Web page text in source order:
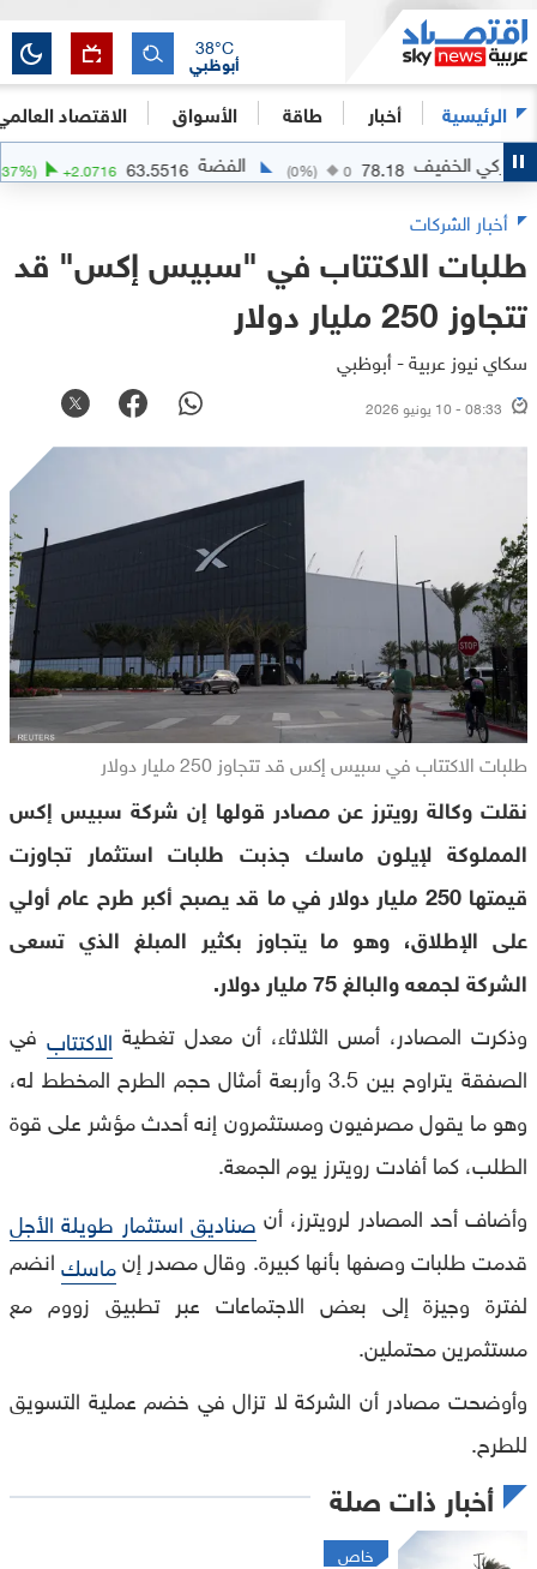
الرئيسية أخبار طاقة الأسواق الاقتصاد
أبوظبي
38°C
الخفيف 78.18
0
(0 %) الفضة 63.5516
2.0716
(+ 3.37%)
أخبار الشركات
طلبات الاكتتاب في "سبيس إكس" قد
تتجاوز 250 مليار دولار
سكاي نيوز عربية - أبوظبي
08:33 - 10 يونيو 2026
طلبات الاكتتاب في سبيس إكس قد تتجاوز 250 مليار دولار
نقلت وكالة رويترز عن مصادر قولها إن شركة سبيس إكس
المملوكة لإيلون ماسك جذبت طلبات استثمار تجاوزت
قيمتها 250 مليار دولار في ما قد يصبح أكبر طرح عام أولي
على الإطلاق، وهو ما يتجاوز بكثير المبلغ الذي تسعى
الشركة لجمعه والبالغ 75 مليار دولار.
وذكرت المصادر، أمس الثلاثاء، أن معدل تغطية الاكتتاب في
الصفقة يتراوح بين 3.5 وأربعة أمثال حجم الطرح المخطط له،
وهو ما يقول مصرفيون ومستثمرون إنه أحدث مؤشر على قوة
الطلب، كما أفادت رويترز يوم الجمعة.
وأضاف أحد المصادر لرويترز، أن صناديق استثمار طويلة الأجل
قدمت طلبات وصفها بأنها كبيرة. وقال مصدر إنماسكانضم
لفترة وجيزة إلى بعض الاجتماعات عبر تطبيق زووم مع
مستثمرين محتملين.
وأوضحت مصادر أن الشركة لا تزال في خضم عملية التسويق
للطرح.
أخبار ذات صلة
خاص